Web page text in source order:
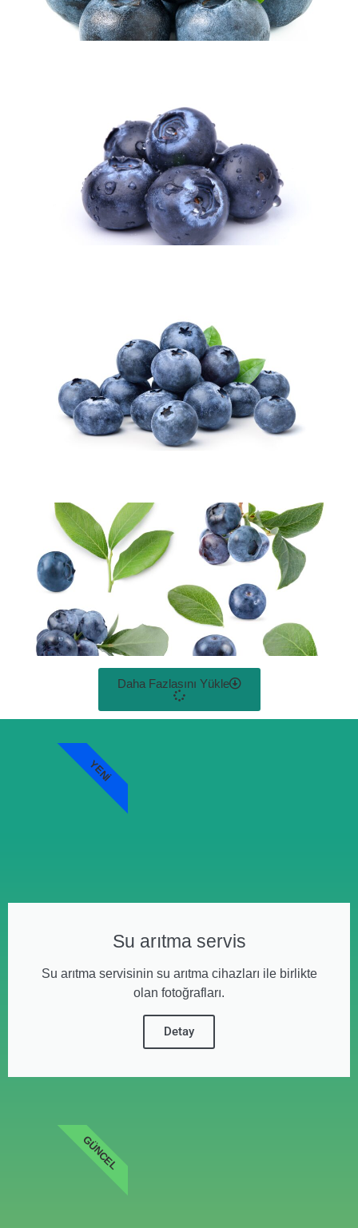
Daha Fazlasını Yükle
Su arıtma servis
Su arıtma servisinin su arıtma cihazları ile birlikte
olan fotoğrafları.
Detay
YENI
GÜNCEL